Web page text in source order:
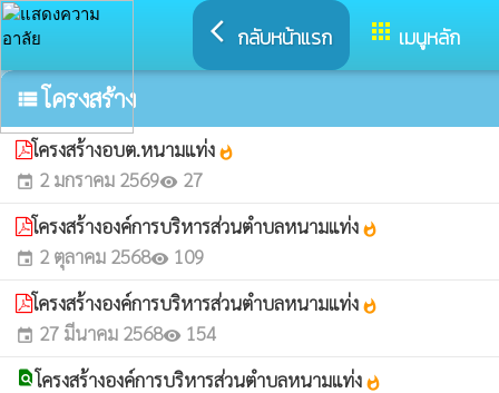
arrow_back_ios กลับหน้าแรก apps เมนูหลัก
view_listโครงสร้าง
โครงสร้างอบต.หนามแท่ง whatshot
event 2 มกราคม 2569visibility 27
โครงสร้างองค์การบริหารส่วนตำบลหนามแท่ง whatshot
event 2 ตุลาคม 2568visibility 109
โครงสร้างองค์การบริหารส่วนตำบลหนามแท่ง whatshot
event 27 มีนาคม 2568visibility 154
find_in_pageโครงสร้างองค์การบริหารส่วนตำบลหนามแท่ง whatshot